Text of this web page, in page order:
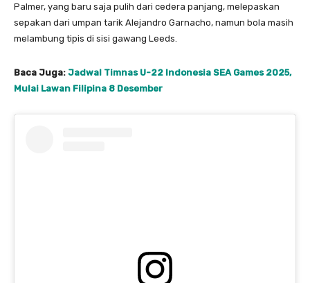
Palmer, yang baru saja pulih dari cedera panjang, melepaskan
sepakan dari umpan tarik Alejandro Garnacho, namun bola masih
melambung tipis di sisi gawang Leeds.
Baca Juga: Jadwal Timnas U-22 Indonesia SEA Games 2025,
Mulai Lawan Filipina 8 Desember